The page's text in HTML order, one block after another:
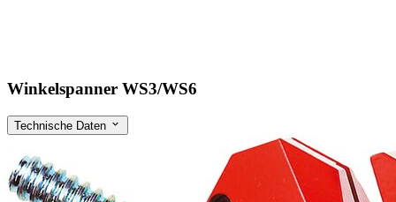
Winkelspanner WS3/WS6
Technische Daten